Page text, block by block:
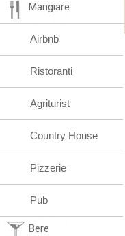
Mangiare
Airbnb
Ristoranti
Agriturist
Country House
Pizzerie
Pub
Bere